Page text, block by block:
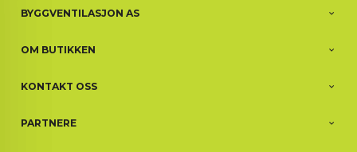
BYGGVENTILASJON AS
OM BUTIKKEN
KONTAKT OSS
PARTNERE